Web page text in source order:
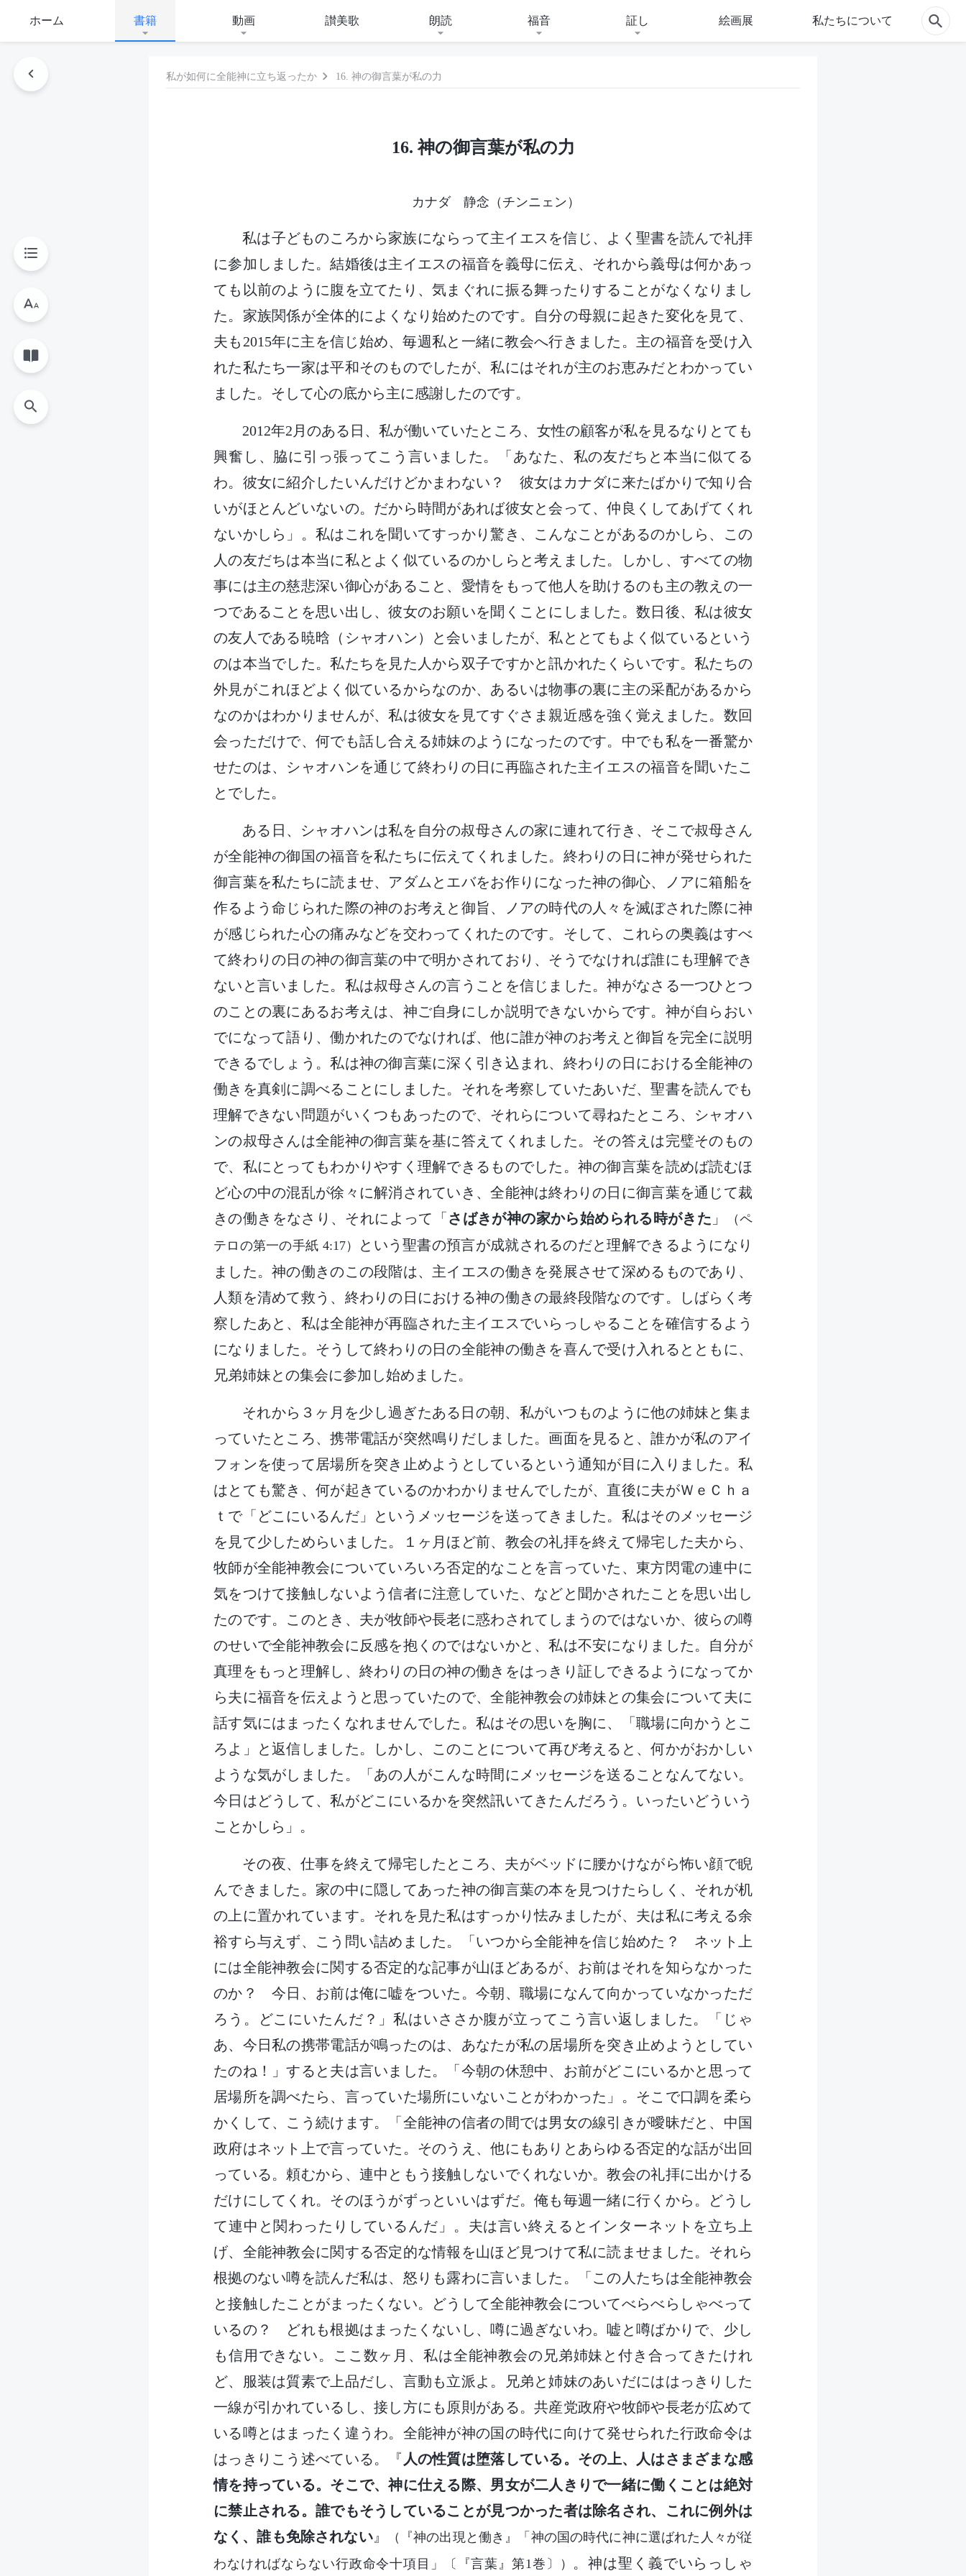
ホーム 書籍 動画 讃美歌 朗読 福音 証し 絵画展 私たちについて
私が如何に全能神に立ち返ったか 16. 神の御言葉が私の力
16. 神の御言葉が私の力
カナダ 静念（チンニェン）
私は子どものころから家族にならって主イエスを信じ、よく聖書を読んで礼拝
に参加しました。結婚後は主イエスの福音を義母に伝え、それから義母は何かあっ
ても以前のように腹を立てたり、気まぐれに振る舞ったりすることがなくなりまし
た。家族関係が全体的によくなり始めたのです。自分の母親に起きた変化を見て、
夫も2015年に主を信じ始め、毎週私と一緒に教会へ行きました。主の福音を受け入
れた私たち一家は平和そのものでしたが、私にはそれが主のお恵みだとわかってい
ました。そして心の底から主に感謝したのです。
2012年2月のある日、私が働いていたところ、女性の顧客が私を見るなりとても
興奮し、脇に引っ張ってこう言いました。「あなた、私の友だちと本当に似てる
わ。彼女に紹介したいんだけどかまわない？ 彼女はカナダに来たばかりで知り合
いがほとんどいないの。だから時間があれば彼女と会って、仲良くしてあげてくれ
ないかしら」。私はこれを聞いてすっかり驚き、こんなことがあるのかしら、この
人の友だちは本当に私とよく似ているのかしらと考えました。しかし、すべての物
事には主の慈悲深い御心があること、愛情をもって他人を助けるのも主の教えの一
つであることを思い出し、彼女のお願いを聞くことにしました。数日後、私は彼女
の友人である暁晗（シャオハン）と会いましたが、私ととてもよく似ているという
のは本当でした。私たちを見た人から双子ですかと訊かれたくらいです。私たちの
外見がこれほどよく似ているからなのか、あるいは物事の裏に主の采配があるから
なのかはわかりませんが、私は彼女を見てすぐさま親近感を強く覚えました。数回
会っただけで、何でも話し合える姉妹のようになったのです。中でも私を一番驚か
せたのは、シャオハンを通じて終わりの日に再臨された主イエスの福音を聞いたこ
とでした。
ある日、シャオハンは私を自分の叔母さんの家に連れて行き、そこで叔母さん
が全能神の御国の福音を私たちに伝えてくれました。終わりの日に神が発せられた
御言葉を私たちに読ませ、アダムとエバをお作りになった神の御心、ノアに箱船を
作るよう命じられた際の神のお考えと御旨、ノアの時代の人々を滅ぼされた際に神
が感じられた心の痛みなどを交わってくれたのです。そして、これらの奥義はすべ
て終わりの日の神の御言葉の中で明かされており、そうでなければ誰にも理解でき
ないと言いました。私は叔母さんの言うことを信じました。神がなさる一つひとつ
のことの裏にあるお考えは、神ご自身にしか説明できないからです。神が自らおい
でになって語り、働かれたのでなければ、他に誰が神のお考えと御旨を完全に説明
できるでしょう。私は神の御言葉に深く引き込まれ、終わりの日における全能神の
働きを真剣に調べることにしました。それを考察していたあいだ、聖書を読んでも
理解できない問題がいくつもあったので、それらについて尋ねたところ、シャオハ
ンの叔母さんは全能神の御言葉を基に答えてくれました。その答えは完璧そのもの
で、私にとってもわかりやすく理解できるものでした。神の御言葉を読めば読むほ
ど心の中の混乱が徐々に解消されていき、全能神は終わりの日に御言葉を通じて裁
きの働きをなさり、それによって「 さばきが神の家から始められる時がきた 」
（ペ
テロの第一の手紙 4:17）
という聖書の預言が成就されるのだと理解できるようになり
ました。神の働きのこの段階は、主イエスの働きを発展させて深めるものであり、
人類を清めて救う、終わりの日における神の働きの最終段階なのです。しばらく考
察したあと、私は全能神が再臨された主イエスでいらっしゃることを確信するよう
になりました。そうして終わりの日の全能神の働きを喜んで受け入れるとともに、
兄弟姉妹との集会に参加し始めました。
それから３ヶ月を少し過ぎたある日の朝、私がいつものように他の姉妹と集ま
っていたところ、携帯電話が突然鳴りだしました。画面を見ると、誰かが私のアイ
フォンを使って居場所を突き止めようとしているという通知が目に入りました。私
はとても驚き、何が起きているのかわかりませんでしたが、直後に夫がＷｅＣｈａ
ｔで「どこにいるんだ」というメッセージを送ってきました。私はそのメッセージ
を見て少しためらいました。１ヶ月ほど前、教会の礼拝を終えて帰宅した夫から、
牧師が全能神教会についていろいろ否定的なことを言っていた、東方閃電の連中に
気をつけて接触しないよう信者に注意していた、などと聞かされたことを思い出し
たのです。このとき、夫が牧師や長老に惑わされてしまうのではないか、彼らの噂
のせいで全能神教会に反感を抱くのではないかと、私は不安になりました。自分が
真理をもっと理解し、終わりの日の神の働きをはっきり証しできるようになってか
ら夫に福音を伝えようと思っていたので、全能神教会の姉妹との集会について夫に
話す気にはまったくなれませんでした。私はその思いを胸に、「職場に向かうとこ
ろよ」と返信しました。しかし、このことについて再び考えると、何かがおかしい
ような気がしました。「あの人がこんな時間にメッセージを送ることなんてない。
今日はどうして、私がどこにいるかを突然訊いてきたんだろう。いったいどういう
ことかしら」。
その夜、仕事を終えて帰宅したところ、夫がベッドに腰かけながら怖い顔で睨
んできました。家の中に隠してあった神の御言葉の本を見つけたらしく、それが机
の上に置かれています。それを見た私はすっかり怯みましたが、夫は私に考える余
裕すら与えず、こう問い詰めました。「いつから全能神を信じ始めた？ ネット上
には全能神教会に関する否定的な記事が山ほどあるが、お前はそれを知らなかった
のか？ 今日、お前は俺に嘘をついた。今朝、職場になんて向かっていなかっただ
ろう。どこにいたんだ？」私はいささか腹が立ってこう言い返しました。「じゃ
あ、今日私の携帯電話が鳴ったのは、あなたが私の居場所を突き止めようとしてい
たのね！」すると夫は言いました。「今朝の休憩中、お前がどこにいるかと思って
居場所を調べたら、言っていた場所にいないことがわかった」。そこで口調を柔ら
かくして、こう続けます。「全能神の信者の間では男女の線引きが曖昧だと、中国
政府はネット上で言っていた。そのうえ、他にもありとあらゆる否定的な話が出回
っている。頼むから、連中ともう接触しないでくれないか。教会の礼拝に出かける
だけにしてくれ。そのほうがずっといいはずだ。俺も毎週一緒に行くから。どうし
て連中と関わったりしているんだ」。夫は言い終えるとインターネットを立ち上
げ、全能神教会に関する否定的な情報を山ほど見つけて私に読ませました。それら
根拠のない噂を読んだ私は、怒りも露わに言いました。「この人たちは全能神教会
と接触したことがまったくない。どうして全能神教会についてべらべらしゃべって
いるの？ どれも根拠はまったくないし、噂に過ぎないわ。嘘と噂ばかりで、少し
も信用できない。ここ数ヶ月、私は全能神教会の兄弟姉妹と付き合ってきたけれ
ど、服装は質素で上品だし、言動も立派よ。兄弟と姉妹のあいだにははっきりした
一線が引かれているし、接し方にも原則がある。共産党政府や牧師や長老が広めて
いる噂とはまったく違うわ。全能神が神の国の時代に向けて発せられた行政命令は
はっきりこう述べている。『 人の性質は堕落している。その上、人はさまざまな感
情を持っている。そこで、神に仕える際、男女が二人きりで一緒に働くことは絶対
に禁止される。誰でもそうしていることが見つかった者は除名され、これに例外は
なく、誰も免除されない』
（『神の出現と働き』「神の国の時代に神に選ばれた人々が従
わなければならない行政命令十項目」〔『言葉』第1巻〕） 。神は聖く義でいらっしゃ